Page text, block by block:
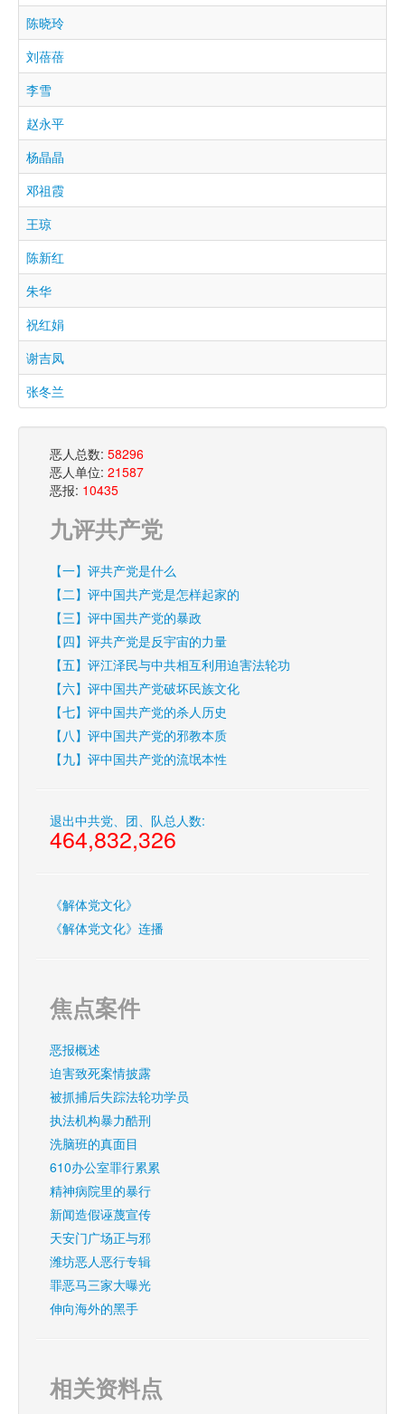
陈晓玲
刘蓓蓓
李雪
赵永平
杨晶晶
邓祖霞
王琼
陈新红
朱华
祝红娟
谢吉凤
张冬兰
恶人总数: 58296
恶人单位: 21587
恶报: 10435
九评共产党
【一】评共产党是什么
【二】评中国共产党是怎样起家的
【三】评中国共产党的暴政
【四】评共产党是反宇宙的力量
【五】评江泽民与中共相互利用迫害法轮功
【六】评中国共产党破坏民族文化
【七】评中国共产党的杀人历史
【八】评中国共产党的邪教本质
【九】评中国共产党的流氓本性
退出中共党、团、队总人数:
464,832,326
《解体党文化》
《解体党文化》连播
焦点案件
恶报概述
迫害致死案情披露
被抓捕后失踪法轮功学员
执法机构暴力酷刑
洗脑班的真面目
610办公室罪行累累
精神病院里的暴行
新闻造假诬蔑宣传
天安门广场正与邪
潍坊恶人恶行专辑
罪恶马三家大曝光
伸向海外的黑手
相关资料点